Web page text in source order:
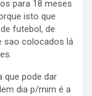
para 18 meses
isto que
futebol, de
sao colocados lá
que pode dar
dia p/mim é a